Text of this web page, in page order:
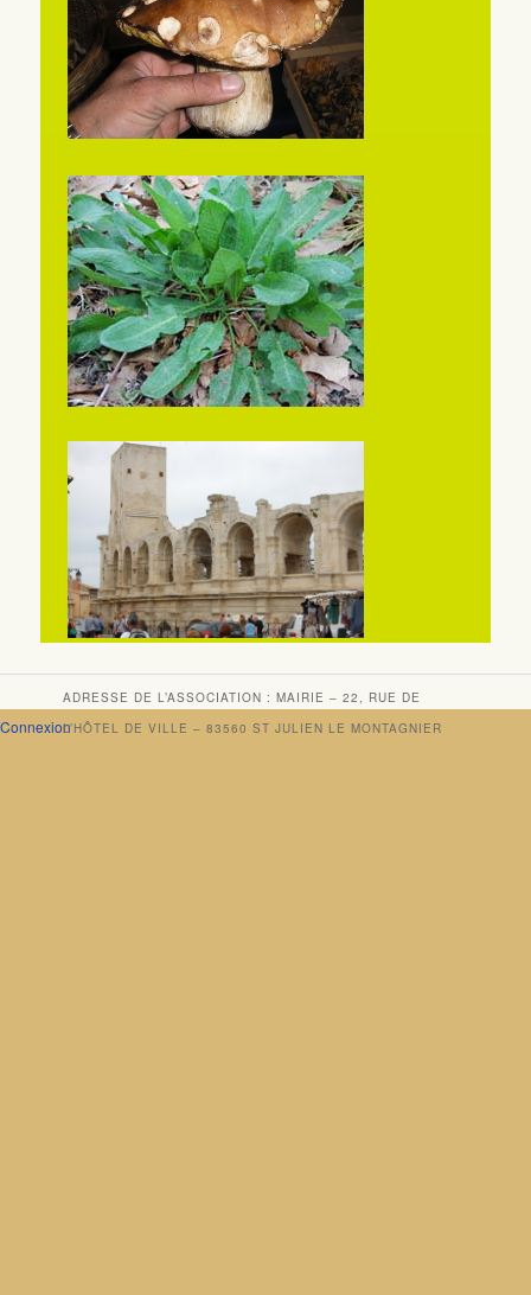
ADRESSE DE L’ASSOCIATION : MAIRIE – 22, RUE DE
L’HÔTEL DE VILLE – 83560 ST JULIEN LE MONTAGNIER
Connexion